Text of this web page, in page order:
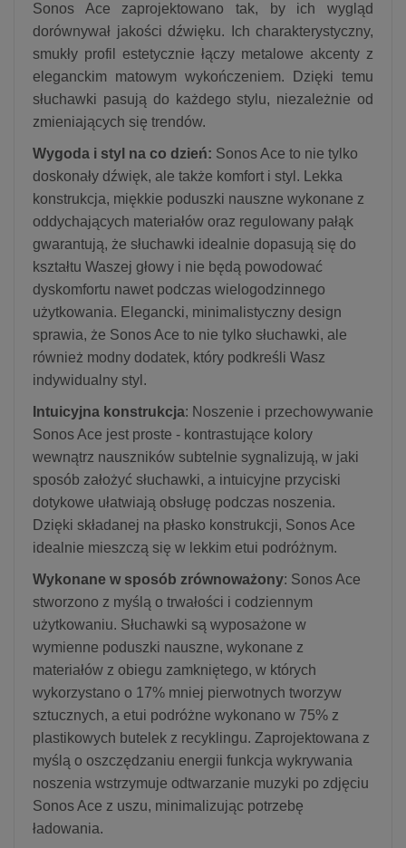
Sonos Ace zaprojektowano tak, by ich wygląd
dorównywał jakości dźwięku. Ich charakterystyczny,
smukły profil estetycznie łączy metalowe akcenty z
eleganckim matowym wykończeniem. Dzięki temu
słuchawki pasują do każdego stylu, niezależnie od
zmieniających się trendów.
Wygoda i styl na co dzień: Sonos Ace to nie tylko
doskonały dźwięk, ale także komfort i styl. Lekka
konstrukcja, miękkie poduszki nauszne wykonane z
oddychających materiałów oraz regulowany pałąk
gwarantują, że słuchawki idealnie dopasują się do
kształtu Waszej głowy i nie będą powodować
dyskomfortu nawet podczas wielogodzinnego
użytkowania. Elegancki, minimalistyczny design
sprawia, że Sonos Ace to nie tylko słuchawki, ale
również modny dodatek, który podkreśli Wasz
indywidualny styl.
Intuicyjna konstrukcja: Noszenie i przechowywanie
Sonos Ace jest proste - kontrastujące kolory
wewnątrz nauszników subtelnie sygnalizują, w jaki
sposób założyć słuchawki, a intuicyjne przyciski
dotykowe ułatwiają obsługę podczas noszenia.
Dzięki składanej na płasko konstrukcji, Sonos Ace
idealnie mieszczą się w lekkim etui podróżnym.
Wykonane w sposób zrównoważony: Sonos Ace
stworzono z myślą o trwałości i codziennym
użytkowaniu. Słuchawki są wyposażone w
wymienne poduszki nauszne, wykonane z
materiałów z obiegu zamkniętego, w których
wykorzystano o 17% mniej pierwotnych tworzyw
sztucznych, a etui podróżne wykonano w 75% z
plastikowych butelek z recyklingu. Zaprojektowana z
myślą o oszczędzaniu energii funkcja wykrywania
noszenia wstrzymuje odtwarzanie muzyki po zdjęciu
Sonos Ace z uszu, minimalizując potrzebę
ładowania.